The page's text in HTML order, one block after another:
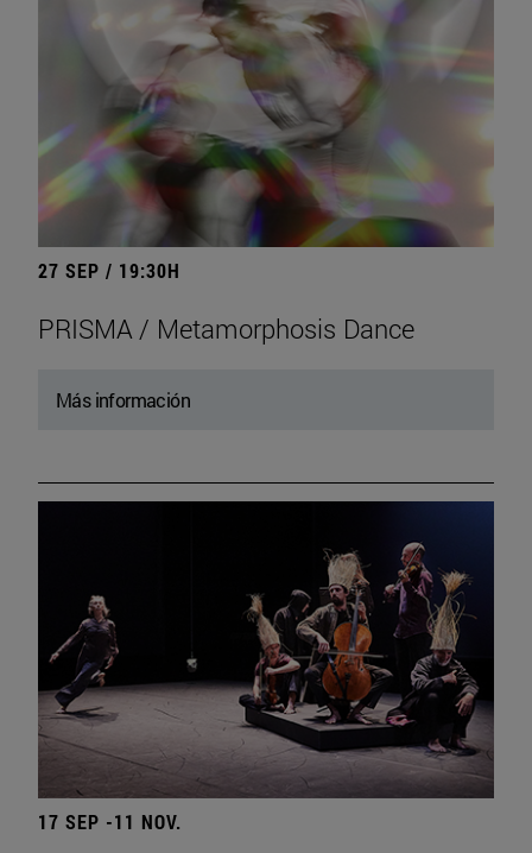
27 SEP / 19:30H
PRISMA / Metamorphosis Dance
Más información
17 SEP -11 NOV.